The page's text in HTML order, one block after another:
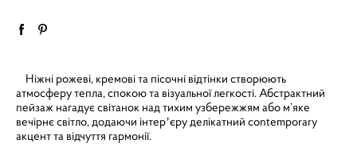
Ніжні рожеві, кремові та пісочні відтінки створюють
атмосферу тепла, спокою та візуальної легкості. Абстрактний
пейзаж нагадує світанок над тихим узбережжям або м’яке
вечірнє світло, додаючи інтерʼєру делікатний contemporary
акцент та відчуття гармонії.